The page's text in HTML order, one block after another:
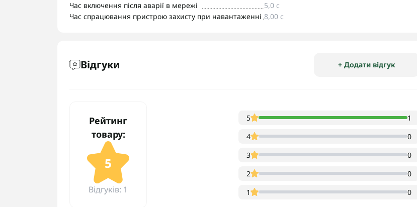
Час включення після аварії в мережі
5,0 с
Час спрацювання пристрою захисту при навантаженні до 900 Вт
8,00 с
Відгуки + Додати відгук
Рейтинг
товару:
5
Відгуків: 1
5
1
4
0
3
0
2
0
1
0